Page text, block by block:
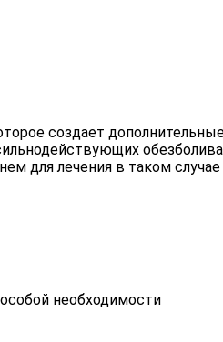
создает
для лечения в таком
необходимости